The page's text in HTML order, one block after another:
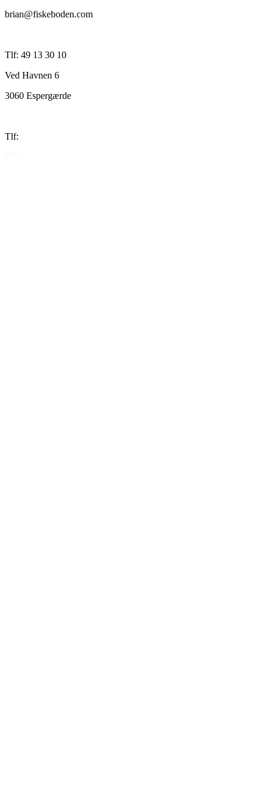
brian@fiskeboden.com
Tlf: 49 13 30 10
Ved Havnen 6
3060 Espergærde
Tlf: